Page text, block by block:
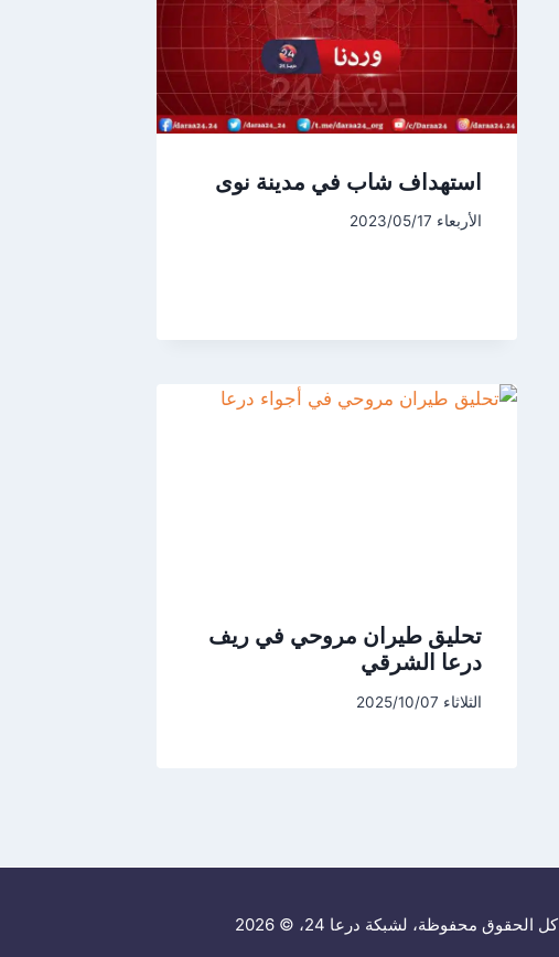
استهداف شاب في مدينة نوى
الأربعاء 2023/05/17
تحليق طيران مروحي في ريف
درعا الشرقي
الثلاثاء 2025/10/07
كل الحقوق محفوظة، لشبكة درعا 24، © 2026